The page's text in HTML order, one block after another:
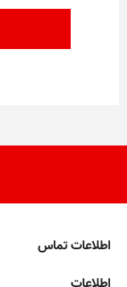
اطلاعات تماس